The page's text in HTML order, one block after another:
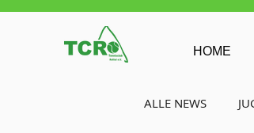
HOME
ALLE NEWS